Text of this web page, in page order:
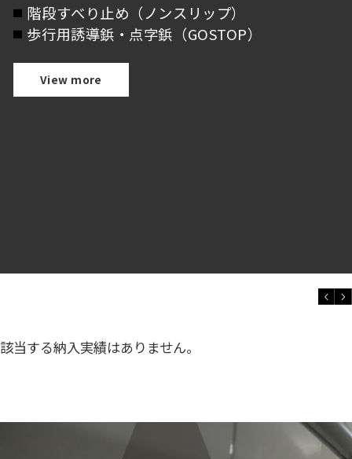
階段すべり止め（ノンスリップ）
歩行用誘導鋲・点字鋲（GOSTOP）
View more
該当する納入実績はありません。